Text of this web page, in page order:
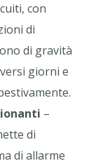
con
di
di gravità
giorni e
–
di
di allarme